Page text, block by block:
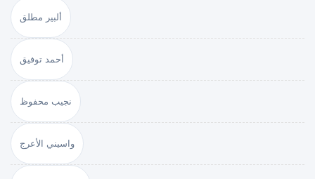
ألبير مطلق
أحمد توفيق
نجيب محفوظ
واسيني الأعرج